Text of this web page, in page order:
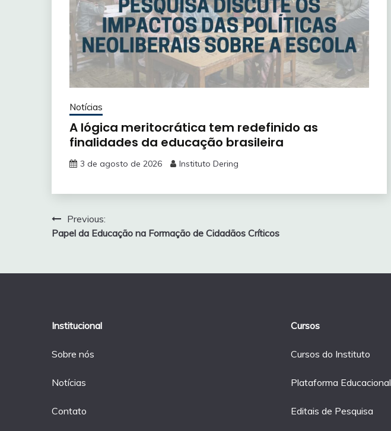
Notícias
A lógica meritocrática tem redefinido as
finalidades da educação brasileira
3 de agosto de 2026 Instituto Dering
Navegação
de
Previous:
Papel da Educação na Formação de Cidadãos Críticos
Institucional
Sobre nós
Notícias
Contato
Cursos
Cursos do Instituto
Plataforma Educacional
Editais de Pesquisa